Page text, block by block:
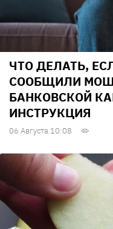
ЧТО ДЕЛАТЬ,
СООБЩИЛИ
БАНКОВСКОЙ
ИНСТРУКЦИЯ
06 Августа 10:08